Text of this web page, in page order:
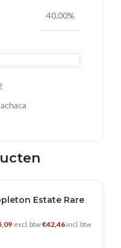
40.00%
L
Estate Rare
excl. btw€42,46 incl. btw